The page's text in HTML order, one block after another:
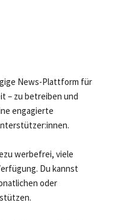
News-Plattform für
– zu betreiben und
engagierte
werbefrei, viele
Du kannst
oder